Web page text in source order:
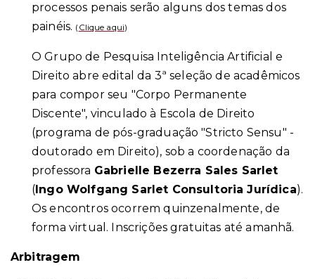
processos penais serão alguns dos temas dos
painéis. ( Clique aqui)
O Grupo de Pesquisa Inteligência Artificial e
Direito abre edital da 3ª seleção de acadêmicos
para compor seu "Corpo Permanente
Discente", vinculado à Escola de Direito
(programa de pós-graduação "Stricto Sensu" -
doutorado em Direito), sob a coordenação da
professora Gabrielle Bezerra Sales Sarlet
( Ingo Wolfgang Sarlet Consultoria Jurídica).
Os encontros ocorrem quinzenalmente, de
forma virtual. Inscrições gratuitas até amanhã.
Arbitragem